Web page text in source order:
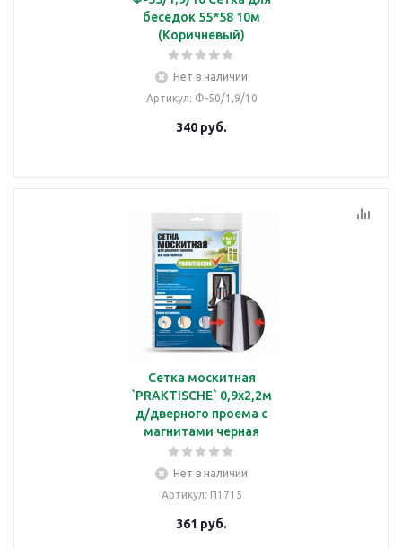
беседок 55*58 10м
(Коричневый)
Нет в наличии
Артикул: Ф-50/1,9/10
340 руб.
Сетка москитная
`PRAKTISCHE` 0,9х2,2м
д/дверного проема с
магнитами черная
Нет в наличии
Артикул: П1715
361 руб.